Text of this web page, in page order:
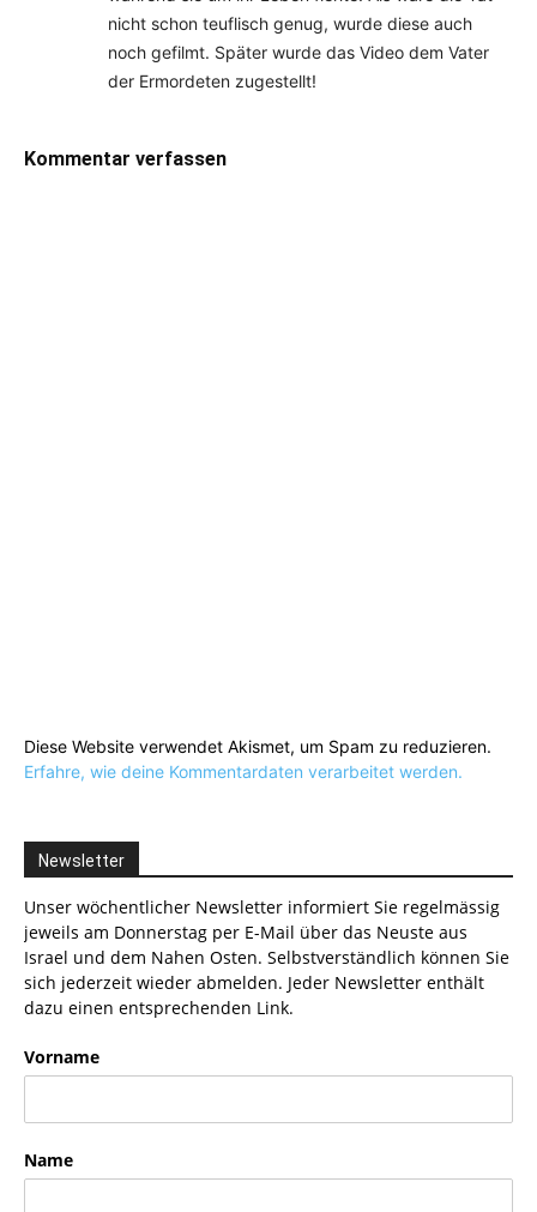
nicht schon teuflisch genug, wurde diese auch
noch gefilmt. Später wurde das Video dem Vater
der Ermordeten zugestellt!
Kommentar verfassen
Diese Website verwendet Akismet, um Spam zu reduzieren.
Erfahre, wie deine Kommentardaten verarbeitet werden.
Newsletter
Unser wöchentlicher Newsletter informiert Sie regelmässig
jeweils am Donnerstag per E-Mail über das Neuste aus
Israel und dem Nahen Osten. Selbstverständlich können Sie
sich jederzeit wieder abmelden. Jeder Newsletter enthält
dazu einen entsprechenden Link.
Vorname
Name